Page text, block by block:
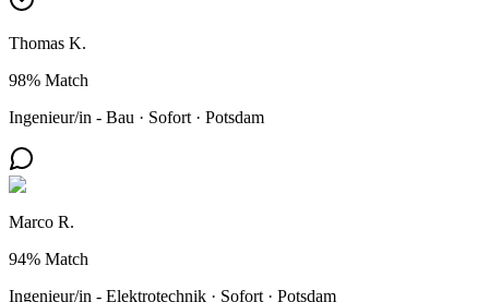
Thomas K.
98% Match
Ingenieur/in - Bau · Sofort · Potsdam
Marco R.
94% Match
Ingenieur/in - Elektrotechnik · Sofort · Potsdam